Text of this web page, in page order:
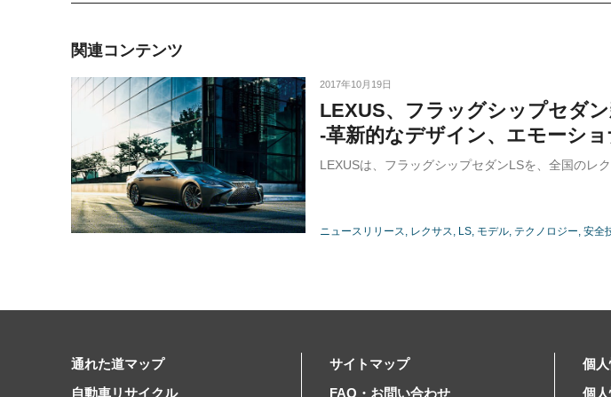
関連コンテンツ
2017年10月19日
LEXUS、フラッグシップセダ
-革新的なデザイン、エモーシ
LEXUSは、フラッグシップセダンLSを、全国のレ
ニュースリリース レクサス LS モデル テクノロジー 安全
通れた道マップ
自動車リサイクル
サイトマップ
FAQ・お問い合わせ
個
個